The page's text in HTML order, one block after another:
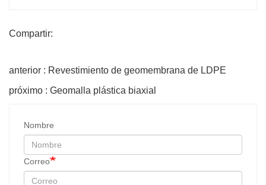
Compartir:
anterior : Revestimiento de geomembrana de LDPE
próximo : Geomalla plástica biaxial
Nombre
Correo